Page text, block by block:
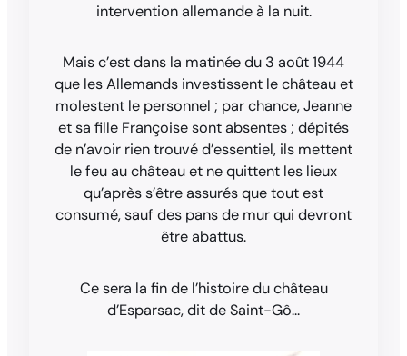
intervention allemande à la nuit.
Mais c’est dans la matinée du 3 août 1944
que les Allemands investissent le château et
molestent le personnel ; par chance, Jeanne
et sa fille Françoise sont absentes ; dépités
de n’avoir rien trouvé d’essentiel, ils mettent
le feu au château et ne quittent les lieux
qu’après s’être assurés que tout est
consumé, sauf des pans de mur qui devront
être abattus.
Ce sera la fin de l’histoire du château
d’Esparsac, dit de Saint-Gô…